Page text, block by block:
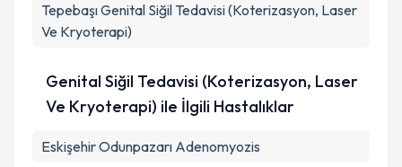
Takvim Talebini Gönder
TepebaşıGenital Siğil Tedavisi (Koterizasyon, Laser
Ve Kryoterapi)
Genital Siğil Tedavisi (Koterizasyon, Laser
Ve Kryoterapi) ile İlgili Hastalıklar
Eskişehir Odunpazarı Adenomyozis